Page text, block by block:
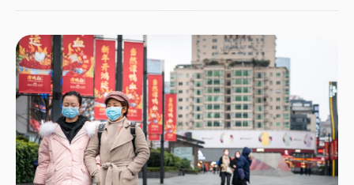
구매관리자지수(PMI)가 모두 예상보다 빠른 경기 둔화를 시사하면서 글로벌
경기침체 우려 심화 / 미국 구매관리자지수 및 공장주문 발표. 금리동향: 미
국채금리는 글로벌 경제의 둔화 징후에 미국 경제 데이터를 기다리며 혼조세.
10년물 국채금리는 3.86%로 상승. 연준의 정책금리를 민감하게 반영하는
2년물 국채금리는 4.90%로 소폭 하락. 달러는 데이터를 기다리며 보합세.
상품동향: 국제유가는 부진한 중국과 유럽의 경제 데이터에 하락했으나
시장을 지원하겠다는 사우디와 러시아의 결의 이후 상승 전환. 귀금속은 달러
약세에 상승 전환. 구리는 글로벌 경기 둔화 우려가 유지되며 하락. 중국,
제조업에 이어 서비스도 빠르게 둔화[10:43am ET]중국의 6월 공장활동이
예상보다 빠르게 둔화되면서 세계에서 두 번째로 큰 경제에 대한 우려가